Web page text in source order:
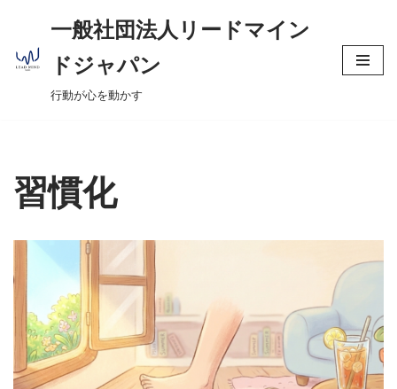
コ
ン
ス
ッ
一般社団法人リードマイン
ドジャパン
行動が心を動かす
習慣化